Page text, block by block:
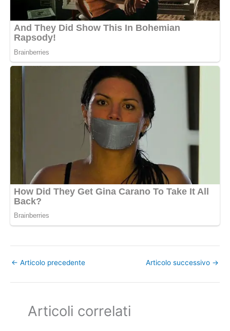
← Articolo precedente Articolo successivo →
Articoli correlati